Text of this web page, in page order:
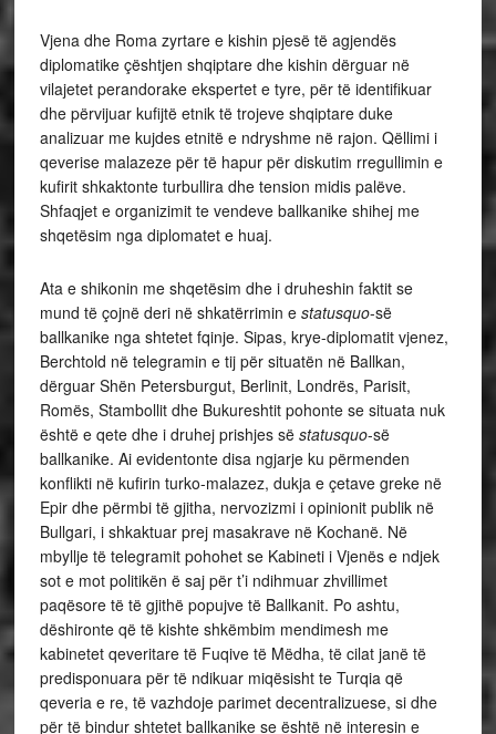
Vjena dhe Roma zyrtare e kishin pjesë të agjendës
diplomatike çështjen shqiptare dhe kishin dërguar në
vilajetet perandorake ekspertet e tyre, për të identifikuar
dhe përvijuar kufijtë etnik të trojeve shqiptare duke
analizuar me kujdes etnitë e ndryshme në rajon. Qëllimi i
qeverise malazeze për të hapur për diskutim rregullimin e
kufirit shkaktonte turbullira dhe tension midis palëve.
Shfaqjet e organizimit te vendeve ballkanike shihej me
shqetësim nga diplomatet e huaj.
Ata e shikonin me shqetësim dhe i druheshin faktit se
mund të çojnë deri në shkatërrimin e statusquo-së
ballkanike nga shtetet fqinje. Sipas, krye-diplomatit vjenez,
Berchtold në telegramin e tij për situatën në Ballkan,
dërguar Shën Petersburgut, Berlinit, Londrës, Parisit,
Romës, Stambollit dhe Bukureshtit pohonte se situata nuk
është e qete dhe i druhej prishjes së statusquo-së
ballkanike. Ai evidentonte disa ngjarje ku përmenden
konflikti në kufirin turko-malazez, dukja e çetave greke në
Epir dhe përmbi të gjitha, nervozizmi i opinionit publik në
Bullgari, i shkaktuar prej masakrave në Kochanë. Në
mbyllje të telegramit pohohet se Kabineti i Vjenës e ndjek
sot e mot politikën ë saj për t’i ndihmuar zhvillimet
paqësore të të gjithë popujve të Ballkanit. Po ashtu,
dëshironte që të kishte shkëmbim mendimesh me
kabinetet qeveritare të Fuqive të Mëdha, të cilat janë të
predisponuara për të ndikuar miqësisht te Turqia që
qeveria e re, të vazhdoje parimet decentralizuese, si dhe
për të bindur shtetet ballkanike se është në interesin e